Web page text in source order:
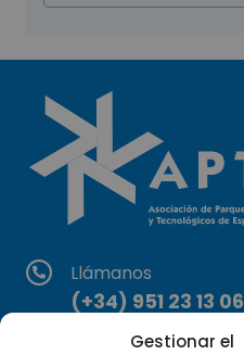
Gestionar el
Llámanos
(+34) 951 23 13 06